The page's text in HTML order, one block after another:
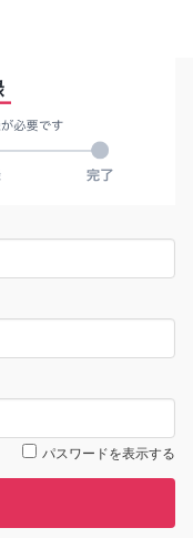
パスワードを表示する